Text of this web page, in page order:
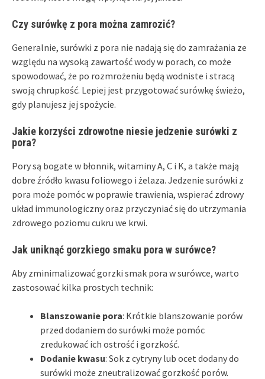
Czy surówkę z pora można zamrozić?
Generalnie, surówki z pora nie nadają się do zamrażania ze
względu na wysoką zawartość wody w porach, co może
spowodować, że po rozmrożeniu będą wodniste i stracą
swoją chrupkość. Lepiej jest przygotować surówkę świeżo,
gdy planujesz jej spożycie.
Jakie korzyści zdrowotne niesie jedzenie surówki z
pora?
Pory są bogate w błonnik, witaminy A, C i K, a także mają
dobre źródło kwasu foliowego i żelaza. Jedzenie surówki z
pora może pomóc w poprawie trawienia, wspierać zdrowy
układ immunologiczny oraz przyczyniać się do utrzymania
zdrowego poziomu cukru we krwi.
Jak uniknąć gorzkiego smaku pora w surówce?
Aby zminimalizować gorzki smak pora w surówce, warto
zastosować kilka prostych technik:
Blanszowanie pora: Krótkie blanszowanie porów
przed dodaniem do surówki może pomóc
zredukować ich ostrość i gorzkość.
Dodanie kwasu: Sok z cytryny lub ocet dodany do
surówki może zneutralizować gorzkość porów.